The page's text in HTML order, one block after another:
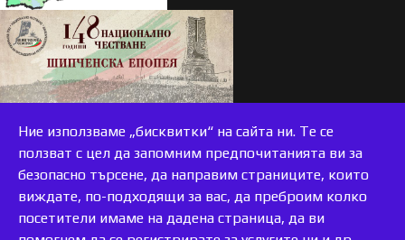
Ние използваме „бисквитки“ на сайта ни. Те се
ползват с цел да запомним предпочитанията ви за
безопасно търсене, да направим страниците, които
виждате, по-подходящи за вас, да преброим колко
посетители имаме на дадена страница, да ви
accessible